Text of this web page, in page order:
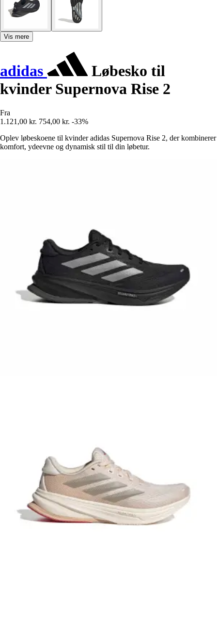
Vis mere
adidas
Løbesko til
kvinder Supernova Rise 2
Fra
1.121,00 kr. 754,00 kr. -33%
Oplev løbeskoene til kvinder adidas Supernova Rise 2, der kombinerer
komfort, ydeevne og dynamisk stil til din løbetur.